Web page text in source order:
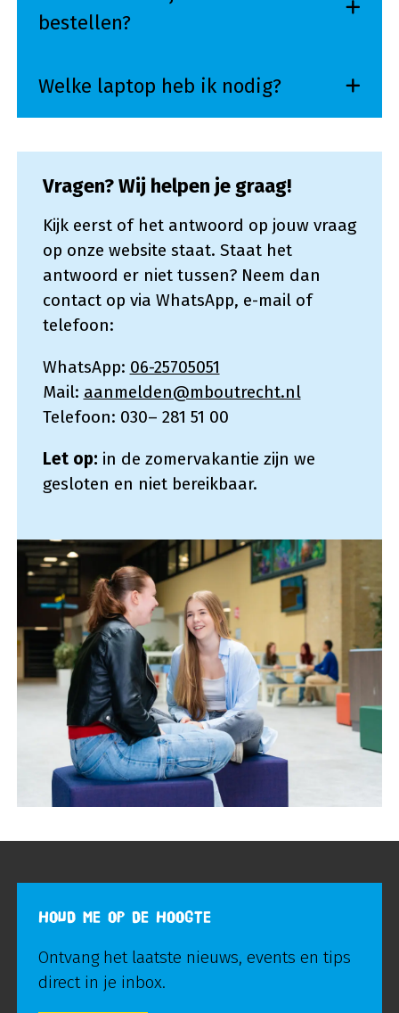
bestellen?
Welke laptop heb ik nodig?
Vragen? Wij helpen je graag!
Kijk eerst of het antwoord op jouw vraag
op onze website staat. Staat het
antwoord er niet tussen? Neem dan
contact op via WhatsApp, e-mail of
telefoon:
WhatsApp: 06-25705051
Mail: aanmelden@mboutrecht.nl
Telefoon: 030– 281 51 00
Let op: in de zomervakantie zijn we
gesloten en niet bereikbaar.
HOUD ME OP DE HOOGTE
Ontvang het laatste nieuws, events en tips
direct in je inbox.